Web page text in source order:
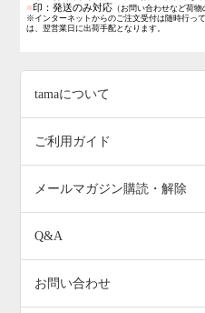
■印：発送のみ対応 （お問い合わせなど荷
※インターネットからのご注文受付は随時行っ
は、翌営業日に出荷手配となります。
tamaについて
ご利用ガイド
メールマガジン購読・解除
Q&A
お問い合わせ